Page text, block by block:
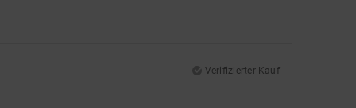
Verifizierter Kauf